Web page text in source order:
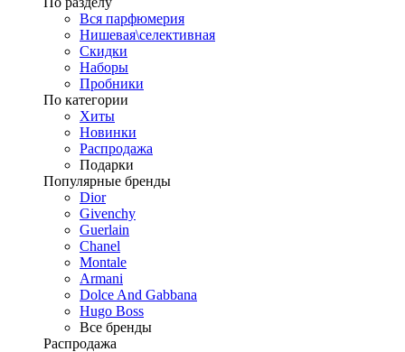
Вся парфюмерия
Нишевая\селективная
Скидки
Наборы
Пробники
По категории
Хиты
Новинки
Распродажа
Подарки
Популярные бренды
Dior
Givenchy
Guerlain
Chanel
Montale
Armani
Dolce And Gabbana
Hugo Boss
Все бренды
Распродажа